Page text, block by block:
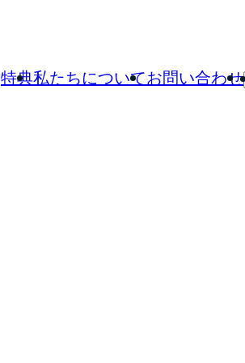
特典私たちについてお問い合わせ